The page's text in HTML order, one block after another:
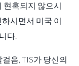
현혹되지 않으시
시면서 미국 이
다.
음, TIS가 당신의